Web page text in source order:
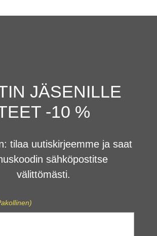
JÄSENILLE
-10 %
tilaa uutiskirjeemme ja saat
sähköpostitse
välittömästi.